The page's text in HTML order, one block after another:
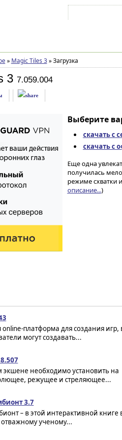
» Magic Tiles 3 »Загрузка
3 7.059.004
Выберите
скачать с
скачать с
Еще одна
получилась
режиме схватки
описание...)
платформа для создания игр,
могут создавать...
экшене необходимо установить на
режущее и стреляющее...
3.7
– в этой интерактивной книге
ученому...